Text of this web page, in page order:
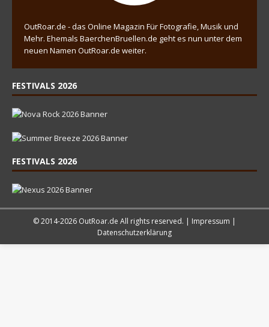
OutRoar.de - das Online Magazin Für Fotografie, Musik und
Mehr. Ehemals BaerchenBruellen.de geht es nun unter dem
neuen Namen OutRoar.de weiter.
FESTIVALS 2026
FESTIVALS 2026
© 2014-2026 OutRoar.de All rights reserved. | Impressum |
Datenschutzerklärung